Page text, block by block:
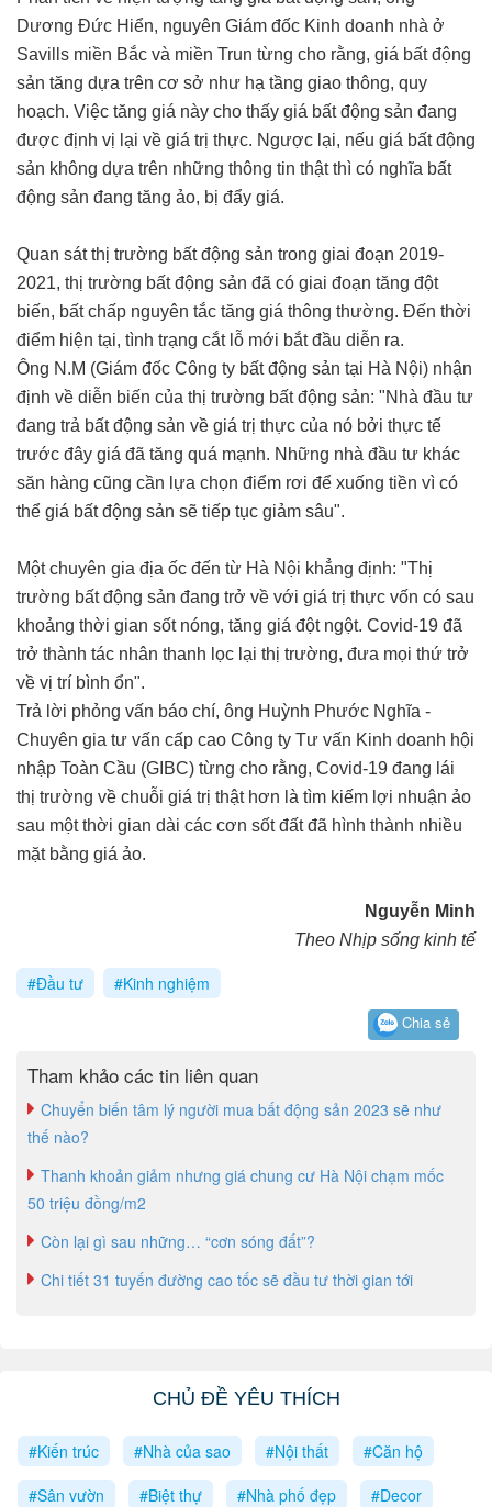
Dương Đức Hiển, nguyên Giám đốc Kinh doanh nhà ở
Savills miền Bắc và miền Trun từng cho rằng, giá bất động
sản tăng dựa trên cơ sở như hạ tầng giao thông, quy
hoạch. Việc tăng giá này cho thấy giá bất động sản đang
được định vị lại về giá trị thực. Ngược lại, nếu giá bất động
sản không dựa trên những thông tin thật thì có nghĩa bất
động sản đang tăng ảo, bị đẩy giá.
Quan sát thị trường bất động sản trong giai đoạn 2019-
2021, thị trường bất động sản đã có giai đoạn tăng đột
biến, bất chấp nguyên tắc tăng giá thông thường. Đến thời
điểm hiện tại, tình trạng cắt lỗ mới bắt đầu diễn ra.
Ông N.M (Giám đốc Công ty bất động sản tại Hà Nội) nhận
định về diễn biến của thị trường bất động sản: "Nhà đầu tư
đang trả bất động sản về giá trị thực của nó bởi thực tế
trước đây giá đã tăng quá mạnh. Những nhà đầu tư khác
săn hàng cũng cần lựa chọn điểm rơi để xuống tiền vì có
thể giá bất động sản sẽ tiếp tục giảm sâu".
Một chuyên gia địa ốc đến từ Hà Nội khẳng định: "Thị
trường bất động sản đang trở về với giá trị thực vốn có sau
khoảng thời gian sốt nóng, tăng giá đột ngột. Covid-19 đã
trở thành tác nhân thanh lọc lại thị trường, đưa mọi thứ trở
về vị trí bình ổn".
Trả lời phỏng vấn báo chí, ông Huỳnh Phước Nghĩa -
Chuyên gia tư vấn cấp cao Công ty Tư vấn Kinh doanh hội
nhập Toàn Cầu (GIBC) từng cho rằng, Covid-19 đang lái
thị trường về chuỗi giá trị thật hơn là tìm kiếm lợi nhuận ảo
sau một thời gian dài các cơn sốt đất đã hình thành nhiều
mặt bằng giá ảo.
Nguyễn Minh
Theo Nhịp sống kinh tế
#Đầu tư #Kinh nghiệm
Chia sẻ
Tham khảo các tin liên quan
Chuyển biến tâm lý người mua bất động sản 2023 sẽ như
thế nào?
Thanh khoản giảm nhưng giá chung cư Hà Nội chạm mốc
50 triệu đồng/m2
Còn lại gì sau những… “cơn sóng đất”?
Chi tiết 31 tuyến đường cao tốc sẽ đầu tư thời gian tới
CHỦ ĐỀ YÊU THÍCH
#Kiến trúc #Nhà của sao #Nội thất
#Căn hộ
#Sân vườn
#Biệt thự #Nhà phố đẹp
#Decor